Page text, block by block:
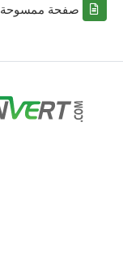
صفحة ممسوحة